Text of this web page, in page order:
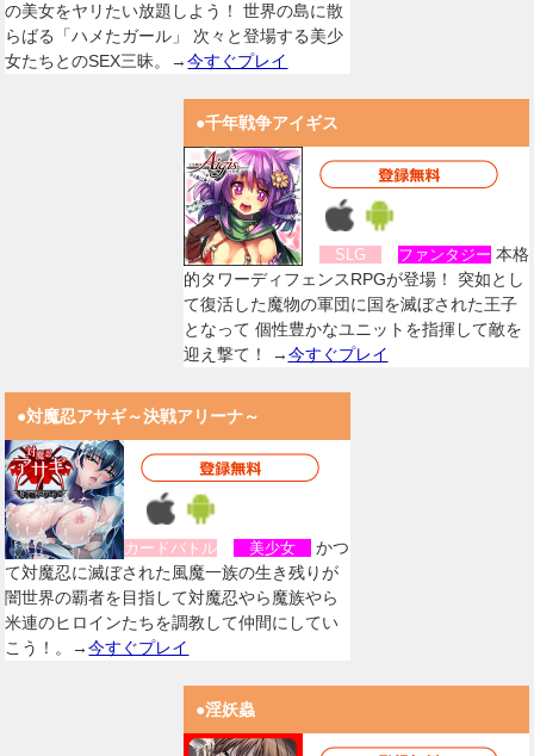
の美女をヤリたい放題しよう！ 世界の島に散
らばる「ハメたガール」 次々と登場する美少
女たちとのSEX三昧。→今すぐプレイ
●千年戦争アイギス
SLG ファンタジー 本格
的タワーディフェンスRPGが登場！ 突如とし
て復活した魔物の軍団に国を滅ぼされた王子
となって 個性豊かなユニットを指揮して敵を
迎え撃て！ →今すぐプレイ
●対魔忍アサギ～決戦アリーナ～
カードバトル 美少女
かつ
て対魔忍に滅ぼされた風魔一族の生き残りが
闇世界の覇者を目指して対魔忍やら魔族やら
米連のヒロインたちを調教して仲間にしてい
こう！。→今すぐプレイ
●淫妖蟲